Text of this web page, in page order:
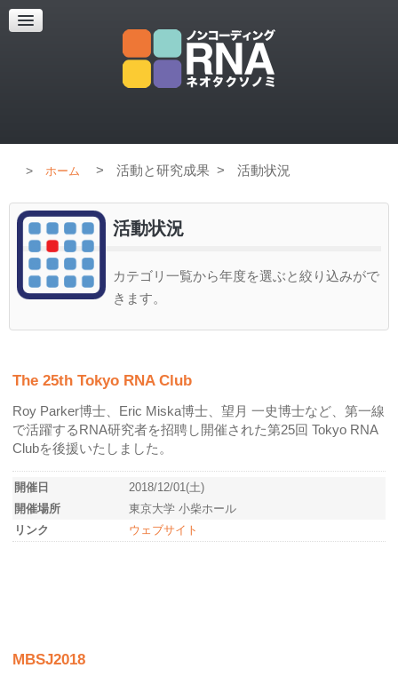
超解像顕微鏡
超解像顕微鏡の紹介
ホーム > 活動と研究成果 > 活動状況
活動状況
カテゴリ一覧から年度を選ぶと絞り込みがで
きます。
The 25th Tokyo RNA Club
Roy Parker博士、Eric Miska博士、望月 一史博士など、第一線
で活躍するRNA研究者を招聘し開催された第25回 Tokyo RNA
Clubを後援いたしました。
開催日
2018/12/01(土)
開催場所
東京大学 小柴ホール
リンク
ウェブサイト
MBSJ2018